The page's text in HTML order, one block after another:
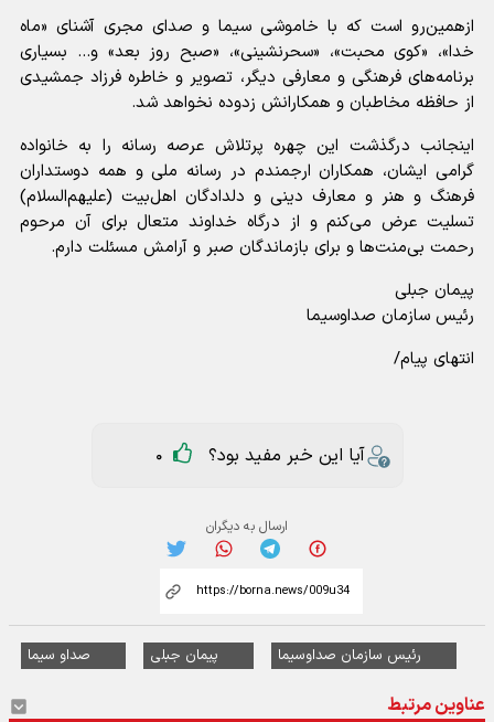
ازهمین‌رو است که با خاموشی سیما و صدای مجری آشنای «ماه
خدا»، «کوی محبت»، «سحرنشینی»، «صبح روز بعد» و... بسیاری
برنامه‌های فرهنگی و معارفی دیگر، تصویر و خاطره فرزاد جمشیدی
از حافظه مخاطبان و همکارانش زدوده نخواهد شد.
اینجانب درگذشت این چهره پرتلاش عرصه رسانه را به خانواده
گرامی ایشان، همکاران ارجمندم در رسانه ملی و همه دوستداران
فرهنگ و هنر و معارف دینی و دلدادگان اهل‌بیت (علیهم‌السلام)
تسلیت عرض می‌کنم و از درگاه خداوند متعال برای آن مرحوم
رحمت بی‌منت‌ها و برای بازماندگان صبر و آرامش مسئلت دارم.
پیمان جبلی
رئیس سازمان صداوسیما
انتهای پیام/
آیا این خبر مفید بود؟ 0
ارسال به دیگران
رئیس سازمان صداوسیما پیمان جبلی صداو سیما
عناوین مرتبط